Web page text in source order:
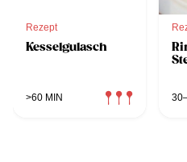
Rezept
Kesselgulasch
>60 MIN